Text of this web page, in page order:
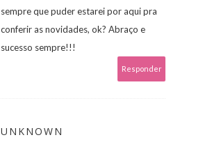
sempre que puder estarei por aqui pra
conferir as novidades, ok? Abraço e
sucesso sempre!!!
Responder
UNKNOWN